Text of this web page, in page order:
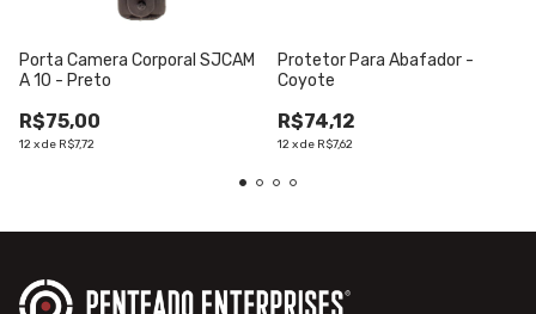
Porta Camera Corporal SJCAM
A 10 - Preto
R$75,00
12xde R$7,72
Protetor Para Abafador -
Coyote
R$74,12
12xde R$7,62